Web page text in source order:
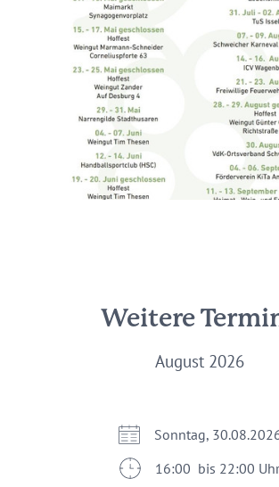
Weitere
August 2026
Sonntag,
16:00 bis 22:00 Uhr